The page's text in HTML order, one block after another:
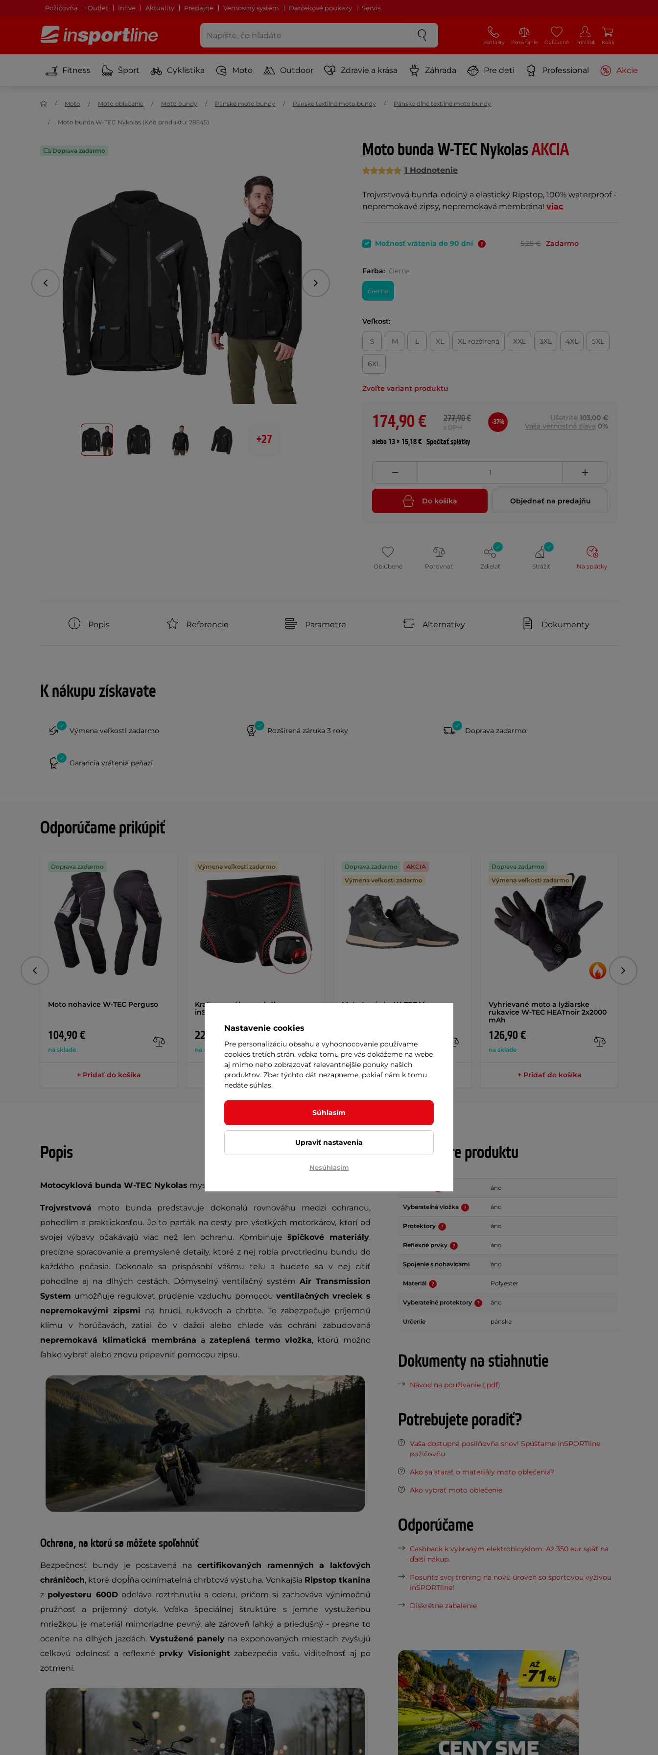
Požičovňa Outlet Inlive Aktuality Predajne Vernostný systém Darčekové poukazy Servis
Kontakty Porovnanie Obľúbené Prihlásiť Košík
Fitness Šport Cyklistika Moto Outdoor Zdravie a krása Záhrada Pre deti Professional Akcie
Moto Moto oblečenie Moto bundy Pánske moto bundy Pánske textilné moto bundy Pánske dlhé textilné moto bundy
Moto bunda W-TEC Nykolas (Kód produktu: 28545)
Moto bunda W-TEC NykolasAKCIA
1 Hodnotenie
Trojvrstvová bunda, odolný a elastický Ripstop, 100% waterproof -
nepremokavé zipsy, nepremokavá membrána! viac
Doprava zadarmo
Predchádzajúce Nasledujúce
+27
Možnosť vrátenia do 90 dní 5,25 € Zadarmo
Farba: čierna
čierna
Veľkosť:
S M L XL XL rozšírená XXL 3XL 4XL 5XL
6XL
Zvoľte variant produktu
174,90 € 277,90 €
s DPH
-37% Ušetríte 103,00 €
Vaša vernostná zľava 0%
alebo 13 × 15,18 € Spočítať splátky
Do košíka Objednať na predajňu
Obľúbené Porovnať Zdielať Strážiť Na splátky
Popis Referencie Parametre Alternatívy Dokumenty
K nákupu získavate
Výmena veľkosti zadarmo Rozšírená záruka 3 roky Doprava zadarmo
Garancia vrátenia peňazí
Odporúčame prikúpiť
Moto nohavice W-TEC Perguso
104,90 €
na sklade
Doprava zadarmo
+ Pridať do košíka
Kraťase s gélovou vložkou
inSPORTline Sangelo
22,90 €
na sklade
Výmena veľkosti zadarmo
+ Pridať do košíka
Moto topánky W-TEC Vigger
na sklade
Doprava zadarmo
AKCIA
Výmena veľkosti zadarmo
+ Pridať do košíka
Vyhrievané moto a lyžiarske
rukavice W-TEC HEATnoir 2x2000
mAh
126,90 €
na sklade
Doprava zadarmo
Výmena veľkosti zadarmo
+ Pridať do košíka
Predchádzajúce
Popis
Motocyklová bunda W-TEC Nykolas myslí na všetko!
Trojvrstvová moto bunda predstavuje dokonalú rovnováhu medzi ochranou,
pohodlím a praktickosťou. Je to parťák na cesty pre všetkých motorkárov, ktorí od
svojej výbavy očakávajú viac než len ochranu. Kombinuje špičkové materiály,
precízne spracovanie a premyslené detaily, ktoré z nej robia prvotriednu bundu do
každého počasia. Dokonale sa prispôsobí vášmu telu a budete sa v nej cítiť
pohodlne aj na dlhých cestách. Dômyselný ventilačný systém Air Transmission
System umožňuje regulovať prúdenie vzduchu pomocou ventilačných vreciek s
nepremokavými zipsmi na hrudi, rukávoch a chrbte. To zabezpečuje príjemnú
klímu v horúčavách, zatiaľ čo v daždi alebo chlade vás ochráni zabudovaná
nepremokavá klimatická membrána a zateplená termo vložka, ktorú možno
ľahko vybrať alebo znovu pripevniť pomocou zipsu.
Ochrana, na ktorú sa môžete spoľahnúť
Bezpečnosť bundy je postavená na certifikovaných ramenných a lakťových
chráničoch, ktoré dopĺňa odnímateľná chrbtová výstuha. Vonkajšia Ripstop tkanina
z polyesteru 600Dodoláva roztrhnutiu a oderu, pričom si zachováva výnimočnú
pružnosť a príjemný dotyk. Vďaka špeciálnej štruktúre s jemne vystuženou
mriežkou je materiál mimoriadne pevný, ale zároveň ľahký a priedušný - presne to
oceníte na dlhých jazdách. Vystužené panely na exponovaných miestach zvyšujú
celkovú odolnosť a reflexné prvky Visionightzabezpečia vašu viditeľnosť aj po
zotmení.
Parametre produktu
áno
Vyberateľná vložka áno
Protektory áno
Reflexné prvky áno
Spojenie s nohavicami áno
Materiál Polyester
Vyberateľné protektory áno
Určenie pánske
Dokumenty na stiahnutie
Návod na používanie (.pdf)
Potrebujete poradiť?
Vaša dostupná posilňovňa snov! Spúšťame inSPORTline
požičovňu
Ako sa starať o materiály moto oblečenia?
Ako vybrať moto oblečenie
Odporúčame
Cashback k vybraným elektrobicyklom. Až 350 eur späť na
ďalší nákup.
Posuňte svoj tréning na novú úroveň so športovou výživou
inSPORTline!
Diskrétne zabalenie
Nastavenie cookies
Pre personalizáciu obsahu a vyhodnocovanie používame
cookies tretích strán, vďaka tomu pre vás dokážeme na webe
aj mimo neho zobrazovať relevantnejšie ponuky našich
produktov. Zber týchto dát nezapneme, pokiaľ nám k tomu
nedáte súhlas.
Súhlasím
Upraviť nastavenia
Nesúhlasím